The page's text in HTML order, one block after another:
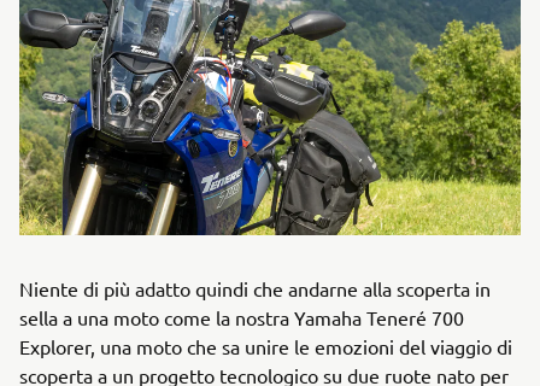
Niente di più adatto quindi che andarne alla scoperta in
sella a una moto come la nostra Yamaha Teneré 700
Explorer, una moto che sa unire le emozioni del viaggio di
scoperta a un progetto tecnologico su due ruote nato per